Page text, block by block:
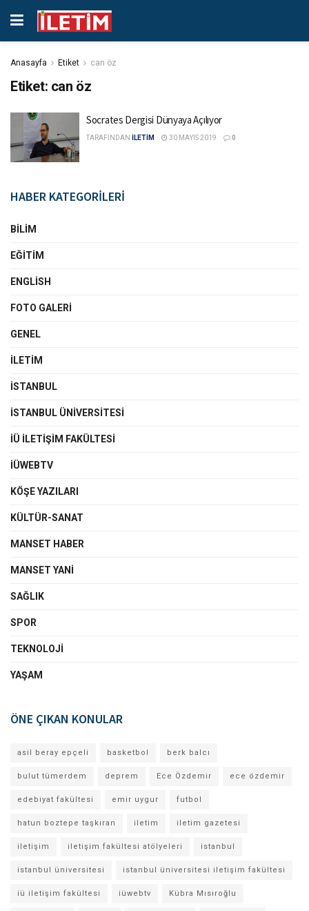
Anasayfa Etiket can öz
Etiket: can öz
Socrates Dergisi Dünyaya Açılıyor
TARAFINDAN İLETİM 30 MAYIS 2019 0
HABER KATEGORİLERİ
BILIM
EĞITIM
ENGLISH
FOTO GALERI
GENEL
İLETIM
İSTANBUL
İSTANBUL ÜNIVERSITESI
İÜ İLETIŞIM FAKÜLTESI
İÜWEBTV
KÖŞE YAZILARI
KÜLTÜR-SANAT
MANSET HABER
MANSET YANI
SAĞLIK
SPOR
TEKNOLOJI
YAŞAM
ÖNE ÇIKAN KONULAR
asil beray epçeli basketbol berk balcı
bulut tümerdem deprem Ece Özdemir ece özdemir
edebiyat fakültesi emir uygur futbol
hatun boztepe taşkıran iletim iletim gazetesi
iletişim iletişim fakültesi atölyeleri istanbul
istanbul üniversitesi istanbul üniversitesi iletişim fakültesi
iü iletişim fakültesi iüwebtv Kübra Mısıroğlu